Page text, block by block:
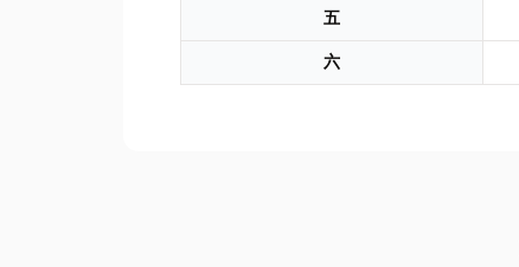
五
六